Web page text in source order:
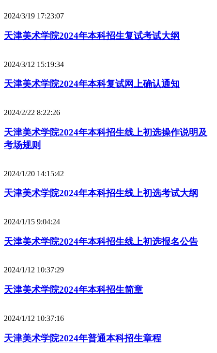
2024/3/19 17:23:07
天津美术学院2024年本科招生复试考试大纲
2024/3/12 15:19:34
天津美术学院2024年本科复试网上确认通知
2024/2/22 8:22:26
天津美术学院2024年本科招生线上初选操作说明及
考场规则
2024/1/20 14:15:42
天津美术学院2024年本科招生线上初选考试大纲
2024/1/15 9:04:24
天津美术学院2024年本科招生线上初选报名公告
2024/1/12 10:37:29
天津美术学院2024年本科招生简章
2024/1/12 10:37:16
天津美术学院2024年普通本科招生章程